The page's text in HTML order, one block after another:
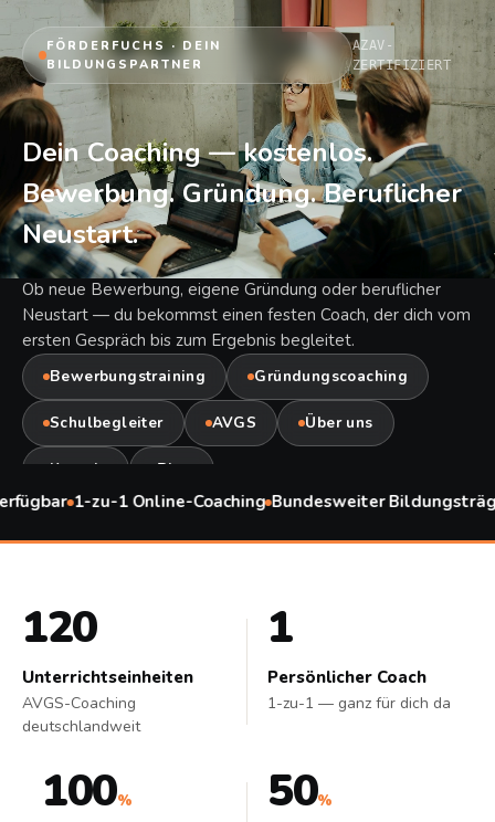
FÖRDERFUCHS · DEIN
BILDUNGSPARTNER
AZAV-
ZERTIFIZIERT
Dein Coaching — kostenlos.
Bewerbung. Gründung. Beruflicher
Neustart.
Ob neue Bewerbung, eigene Gründung oder beruflicher
Neustart — du bekommst einen festen Coach, der dich vom
ersten Gespräch bis zum Ergebnis begleitet.
Bewerbungstraining Gründungscoaching
Schulbegleiter AVGS Über uns
Kontakt Blog
1-zu-1 Online-Coaching Bundesweiter Bildungsträger
120
Unterrichtseinheiten
AVGS-Coaching
deutschlandweit
1
Persönlicher Coach
1-zu-1 — ganz für dich da
100% 50%